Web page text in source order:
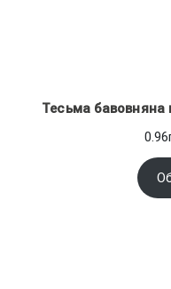
Тесьма бавовняна
0.96